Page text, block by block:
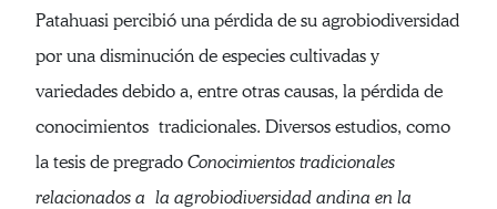
Patahuasi percibió una pérdida de su agrobiodiversidad
por una disminución de especies cultivadas y
variedades debido a, entre otras causas, la pérdida de
conocimientos tradicionales. Diversos estudios, como
la tesis de pregrado Conocimientos tradicionales
relacionados a la agrobiodiversidad andina en la